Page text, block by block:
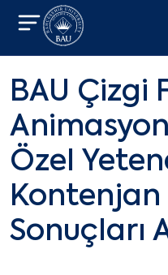
BAU Çizgi
Özel
Kontenjan
Sonuçları